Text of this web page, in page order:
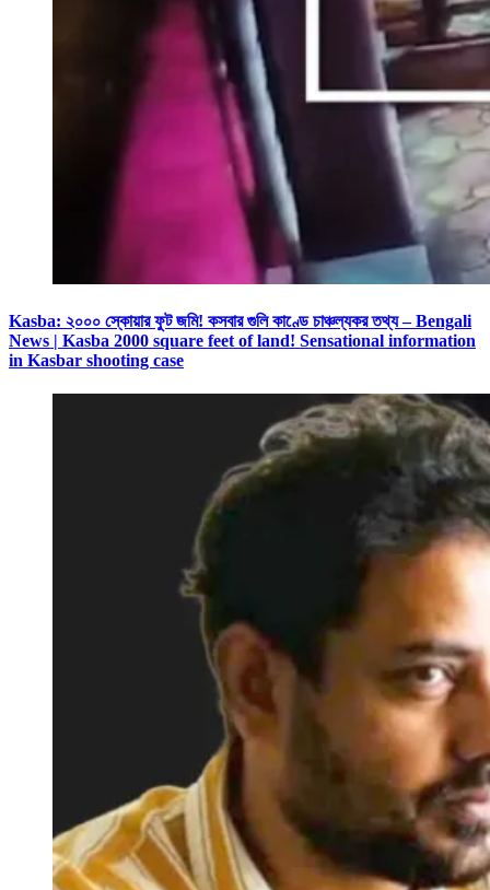
Kasba: ২০০০ স্কোয়ার ফুট জমি! কসবার গুলি কাণ্ডে চাঞ্চল্যকর তথ্য – Bengali
News | Kasba 2000 square feet of land! Sensational information
in Kasbar shooting case